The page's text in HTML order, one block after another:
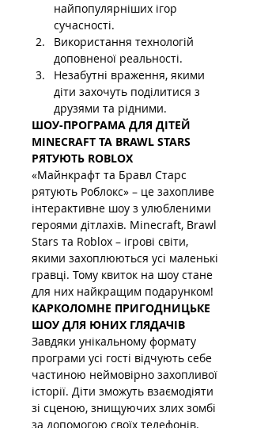
найпопулярніших ігор
сучасності.
Використання технологій
доповненої реальності.
Незабутні враження, якими
діти захочуть поділитися з
друзями та рідними.
ШОУ-ПРОГРАМА ДЛЯ ДІТЕЙ
MINECRAFT ТА BRAWL STARS
РЯТУЮТЬ ROBLOX
«Майнкрафт та Бравл Старс
рятують Роблокс» – це захопливе
інтерактивне шоу з улюбленими
героями дітлахів. Minecraft, Brawl
Stars та Roblox – ігрові світи,
якими захоплюються усі маленькі
гравці. Тому квиток на шоу стане
для них найкращим подарунком!
КАРКОЛОМНЕ ПРИГОДНИЦЬКЕ
ШОУ ДЛЯ ЮНИХ ГЛЯДАЧІВ
Завдяки унікальному формату
програми усі гості відчують себе
частиною неймовірно захопливої
історії. Діти зможуть взаємодіяти
зі сценою, знищуючих злих зомбі
за допомогою своїх телефонів.